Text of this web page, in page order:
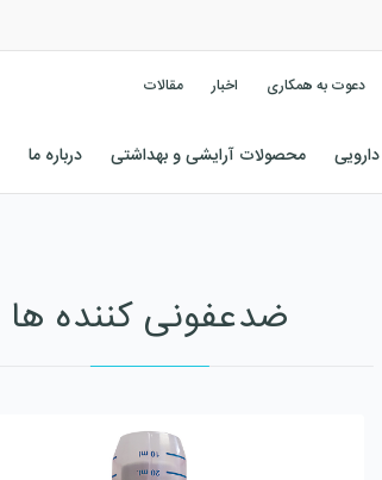
دعوت به همکاری اخبار مقالات
محصولات آرایشی و بهداشتی درباره ما
ضدعفونی کننده ها